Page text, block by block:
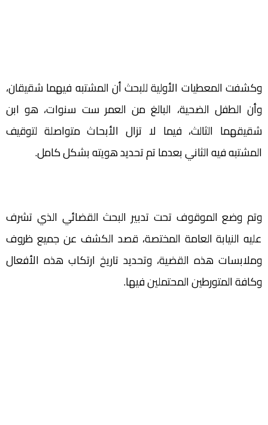
وكشفت المعطيات الأولية للبحث أن المشتبه فيهما شقيقان،
وأن الطفل الضحية، البالغ من العمر ست سنوات، هو ابن
شقيقهما الثالث، فيما لا تزال الأبحاث متواصلة لتوقيف
المشتبه فيه الثاني بعدما تم تحديد هويته بشكل كامل.
وتم وضع الموقوف تحت تدبير البحث القضائي الذي تشرف
عليه النيابة العامة المختصة، قصد الكشف عن جميع ظروف
وملابسات هذه القضية، وتحديد تاريخ ارتكاب هذه الأفعال
وكافة المتورطين المحتملين فيها.